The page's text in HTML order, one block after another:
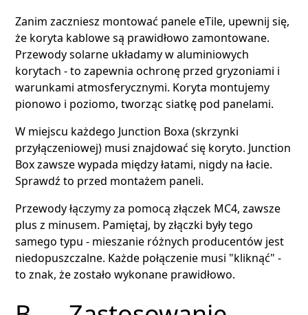
Zanim zaczniesz montować panele eTile, upewnij się,
że koryta kablowe są prawidłowo zamontowane.
Przewody solarne układamy w aluminiowych
korytach - to zapewnia ochronę przed gryzoniami i
warunkami atmosferycznymi. Koryta montujemy
pionowo i poziomo, tworząc siatkę pod panelami.
W miejscu każdego Junction Boxa (skrzynki
przyłączeniowej) musi znajdować się koryto. Junction
Box zawsze wypada między łatami, nigdy na łacie.
Sprawdź to przed montażem paneli.
Przewody łączymy za pomocą złączek MC4, zawsze
plus z minusem. Pamiętaj, by złączki były tego
samego typu - mieszanie różnych producentów jest
niedopuszczalne. Każde połączenie musi "kliknąć" -
to znak, że zostało wykonane prawidłowo.